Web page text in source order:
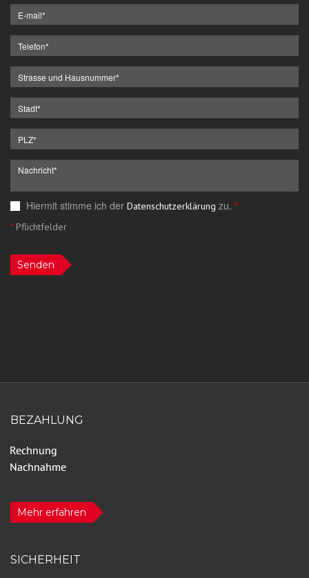
Hiermit stimme ich der Datenschutzerklärung zu. *
*Pflichtfelder
Senden
BEZAHLUNG
Mehr erfahren
SICHERHEIT